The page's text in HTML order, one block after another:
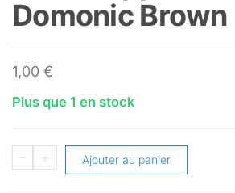
Domonic Brown
1,00 €
Plus que 1 en stock
-
quantité
+ Ajouter au panier